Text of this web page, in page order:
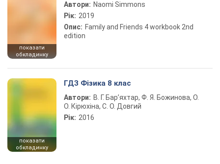
показати
обкладинку
Автори: Naomi Simmons
Рік: 2019
Опис: Family and Friends 4 workbook 2nd
edition
показати
обкладинку
ГДЗ Фізика 8 клас
Автори: В. Г. Бар’яхтар, Ф. Я. Божинова, О.
О. Кірюхіна, С. О. Довгий
Рік: 2016